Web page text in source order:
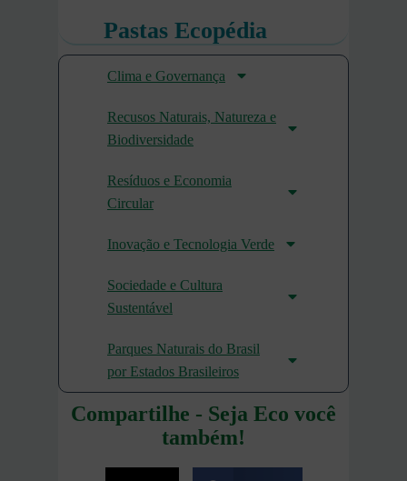
Pastas Ecopédia
Clima e Governança
Recusos Naturais, Natureza e
Biodiversidade
Resíduos e Economia
Circular
Inovação e Tecnologia Verde
Sociedade e Cultura
Sustentável
Parques Naturais do Brasil
por Estados Brasileiros
Compartilhe - Seja Eco você
também!